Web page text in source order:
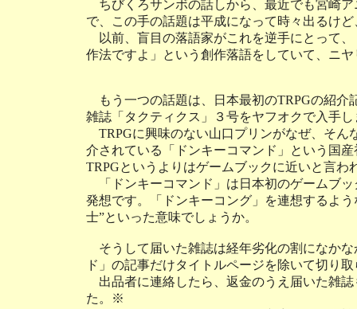
ちびくろサンボの話しから、最近でも宮崎
で、この手の話題は平成になって時々出るけ
以前、盲目の落語家がこれを逆手にとって
作法ですよ」という創作落語をしていて、ニ
もう一つの話題は、日本最初のTRPGの紹介
雑誌「タクティクス」３号をヤフオクで入手し
TRPGに興味のない山口プリンがなぜ、そん
介されている「ドンキーコマンド」という国
TRPGというよりはゲームブックに近いと言わ
「ドンキーコマンド」は日本初のゲームブ
発想です。「ドンキーコング」を連想するよ
士”といった意味でしょうか。
そうして届いた雑誌は経年劣化の割になか
ド」の記事だけタイトルページを除いて切り
出品者に連絡したら、返金のうえ届いた雑
た。※